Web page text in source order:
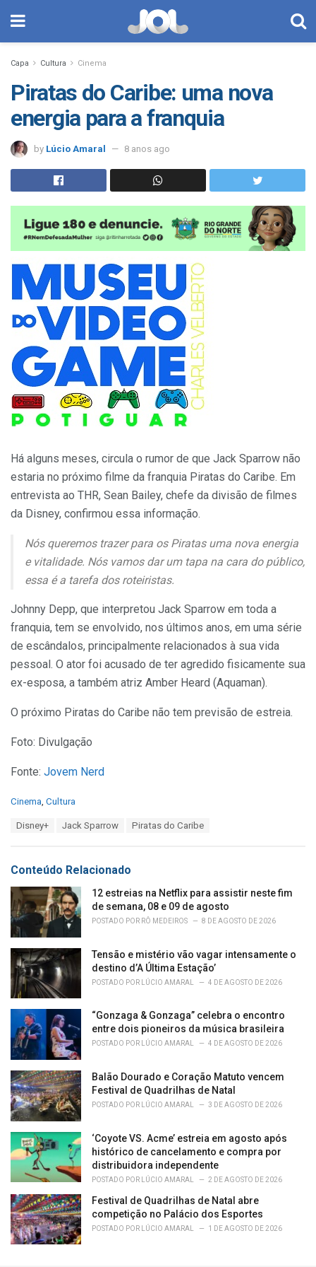
Capa Cultura Cinema
Piratas do Caribe: uma nova
energia para a franquia
by Lúcio Amaral 8 anos ago
Há alguns meses, circula o rumor de que Jack Sparrow não
estaria no próximo filme da franquia Piratas do Caribe. Em
entrevista ao THR, Sean Bailey, chefe da divisão de filmes
da Disney, confirmou essa informação.
Nós queremos trazer para os Piratas uma nova energia
e vitalidade. Nós vamos dar um tapa na cara do público,
essa é a tarefa dos roteiristas.
Johnny Depp, que interpretou Jack Sparrow em toda a
franquia, tem se envolvido, nos últimos anos, em uma série
de escândalos, principalmente relacionados à sua vida
pessoal. O ator foi acusado de ter agredido fisicamente sua
ex-esposa, a também atriz Amber Heard (Aquaman).
O próximo Piratas do Caribe não tem previsão de estreia.
Foto: Divulgação
Fonte: Jovem Nerd
C
o
r
i
e
s
:
Cinema, Cultura
:
Disney+ Jack Sparrow Piratas do Caribe
Conteúdo Relacionado
12 estreias na Netflix para assistir neste fim
de semana, 08 e 09 de agosto
POSTADO POR RÔ MEDEIROS 8 DE AGOSTO DE 2026
Tensão e mistério vão vagar intensamente o
destino d’A Última Estação’
POSTADO POR LÚCIO AMARAL 4 DE AGOSTO DE 2026
“Gonzaga & Gonzaga” celebra o encontro
entre dois pioneiros da música brasileira
POSTADO POR LÚCIO AMARAL 4 DE AGOSTO DE 2026
Balão Dourado e Coração Matuto vencem
Festival de Quadrilhas de Natal
POSTADO POR LÚCIO AMARAL 3 DE AGOSTO DE 2026
‘Coyote VS. Acme’ estreia em agosto após
histórico de cancelamento e compra por
distribuidora independente
POSTADO POR LÚCIO AMARAL 2 DE AGOSTO DE 2026
Festival de Quadrilhas de Natal abre
competição no Palácio dos Esportes
POSTADO POR LÚCIO AMARAL 1 DE AGOSTO DE 2026